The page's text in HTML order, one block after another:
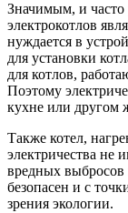
Значимым, и
электрокотлов
нуждается в
для установки
для котлов,
Поэтому
кухне или
Также котел,
электричества не
вредных выбросов
безопасен и с
зрения экологии.